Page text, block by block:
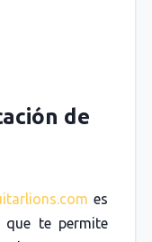
de
es
que te permite